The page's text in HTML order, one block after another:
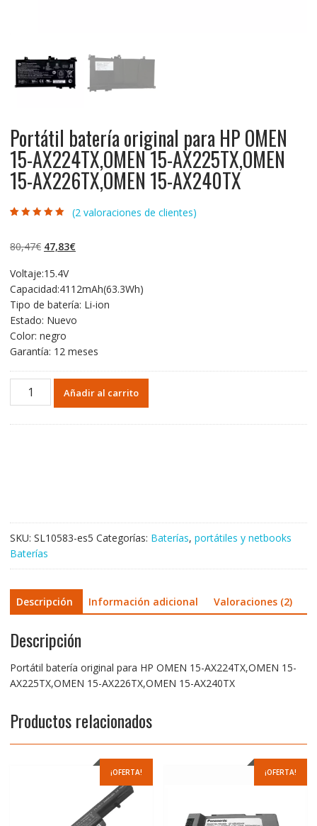
Portátil batería original para HP OMEN
15-AX224TX,OMEN 15-AX225TX,OMEN
15-AX226TX,OMEN 15-AX240TX
valoraciones de
(2valoraciones de clientes)
80,47€ El
original
era:
80,47€.
47,83€El
es:
47,83€.
Voltaje:15.4V
Capacidad:4112mAh(63.3Wh)
Tipo de batería: Li-ion
Estado: Nuevo
Color: negro
Garantía: 12 meses
Portátil
batería
AX225TX,OMEN
15-
AX226TX,OMEN
15-
AX240TX
cantidad
Añadir al carrito
SKU: SL10583-es5 Categorías: Baterías, portátiles y netbooks
Baterías
Descripción Información adicional Valoraciones (2)
Descripción
Portátil batería original para HP OMEN 15-AX224TX,OMEN 15-
AX225TX,OMEN 15-AX226TX,OMEN 15-AX240TX
Productos relacionados
¡OFERTA! ¡OFERTA!